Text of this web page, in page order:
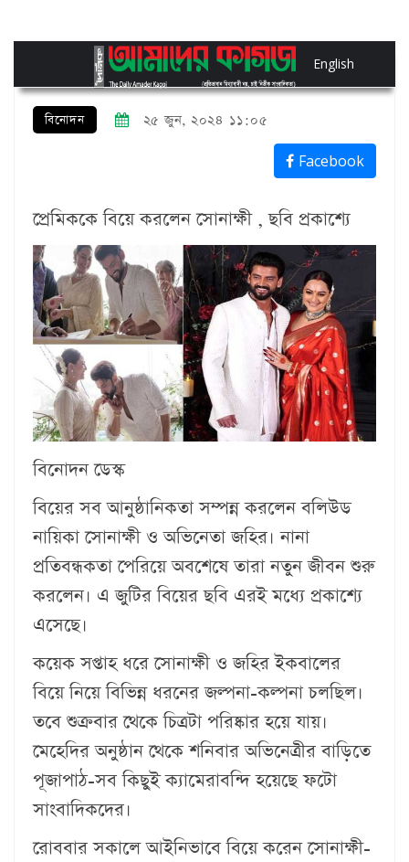
English
বিনোদন ২৫ জুন, ২০২৪ ১১:০৫
Facebook
প্রেমিককে বিয়ে করলেন সোনাক্ষী , ছবি প্রকাশ্যে
বিনোদন ডেস্ক
বিয়ের সব আনুষ্ঠানিকতা সম্পন্ন করলেন বলিউড
নায়িকা সোনাক্ষী ও অভিনেতা জহির। নানা
প্রতিবন্ধকতা পেরিয়ে অবশেষে তারা নতুন জীবন শুরু
করলেন। এ জুটির বিয়ের ছবি এরই মধ্যে প্রকাশ্যে
এসেছে।
কয়েক সপ্তাহ ধরে সোনাক্ষী ও জহির ইকবালের
বিয়ে নিয়ে বিভিন্ন ধরনের জল্পনা-কল্পনা চলছিল।
তবে শুক্রবার থেকে চিত্রটা পরিষ্কার হয়ে যায়।
মেহেদির অনুষ্ঠান থেকে শনিবার অভিনেত্রীর বাড়িতে
পূজাপাঠ-সব কিছুই ক্যামেরাবন্দি হয়েছে ফটো
সাংবাদিকদের।
রোববার সকালে আইনিভাবে বিয়ে করেন সোনাক্ষী-